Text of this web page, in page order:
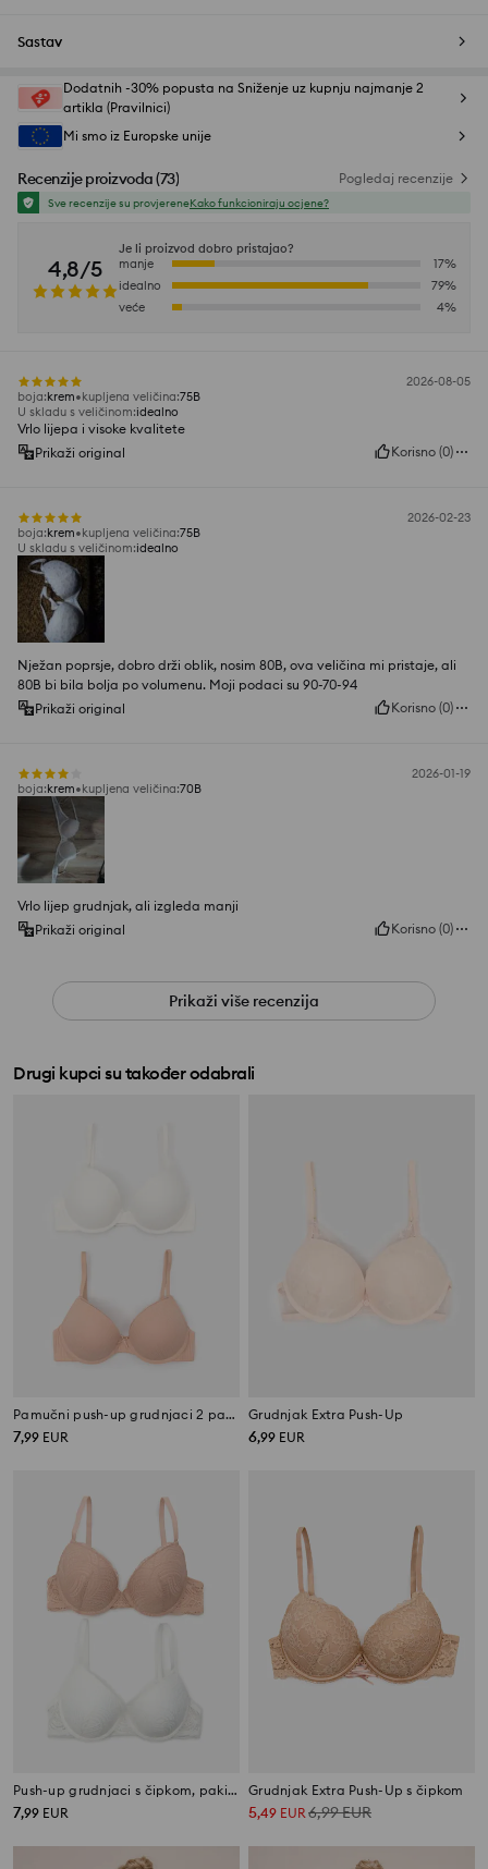
Sastav
Dodatnih -30% popusta na Sniženje uz kupnju najmanje 2
artikla (Pravilnici)
Mi smo iz Europske unije
Recenzije proizvoda(73) Pogledaj recenzije
Sve recenzije su provjereneKako funkcioniraju ocjene?
4,8/5
Je li proizvod dobro pristajao?
manje
17%
idealno
79%
veće
4%
2026-08-05
boja:krem kupljena veličina:75B
U skladu s veličinom:idealno
Vrlo lijepa i visoke kvalitete
Prikaži original
Korisno (0)
2026-02-23
boja:krem kupljena veličina:75B
U skladu s veličinom:idealno
Nježan poprsje, dobro drži oblik, nosim 80B, ova veličina mi pristaje, ali
80B bi bila bolja po volumenu. Moji podaci su 90-70-94
Prikaži original
Korisno (0)
2026-01-19
boja:krem kupljena veličina:70B
Vrlo lijep grudnjak, ali izgleda manji
Prikaži original
Korisno (0)
Prikaži više recenzija
Drugi kupci su također odabrali
Pamučni push-up grudnjaci 2 pakiranja
7,99 EUR
Grudnjak Extra Push-Up
6,99 EUR
Push-up grudnjaci s čipkom, pakiranje 2 komada
7,99 EUR
Grudnjak Extra Push-Up s čipkom
5,49 EUR 6,99EUR